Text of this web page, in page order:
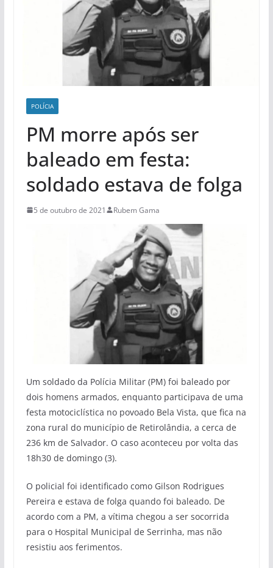
POLÍCIA
PM morre após ser
baleado em festa:
soldado estava de folga
5 de outubro de 2021 Rubem Gama
Um soldado da Polícia Militar (PM) foi baleado por
dois homens armados, enquanto participava de uma
festa motociclística no povoado Bela Vista, que fica na
zona rural do município de Retirolândia, a cerca de
236 km de Salvador. O caso aconteceu por volta das
18h30 de domingo (3).
O policial foi identificado como Gilson Rodrigues
Pereira e estava de folga quando foi baleado. De
acordo com a PM, a vítima chegou a ser socorrida
para o Hospital Municipal de Serrinha, mas não
resistiu aos ferimentos.